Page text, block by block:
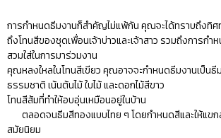
การกำหนดธีมงานก็สำคัญไม่แพ้กัน คุณจะได้ทราบถึงทิศ
ถึงโทนสีของชุดเพื่อนเจ้าบ่าวและเจ้าสาว รวมถึงการก
สวมใส่ในการมาร่วม
คุณหลงใหลในโทนสีเขียว คุณอาจจะกำหนดธีมงานเป็นธี
ธรรมชาติ เน้นต้นไม้ ใบไม้ และดอกไม้สีขาว ห
โทนสีส้มที่ทำให้อบอุ่นเหมือ
ตลอดจนธีมสีทองแบบไทย ๆ โดยกำหนดสีและให้แขก
สมัยนิยม